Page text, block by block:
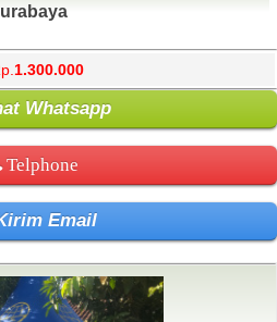
1.300.000
Whatsapp
Telphone
Email